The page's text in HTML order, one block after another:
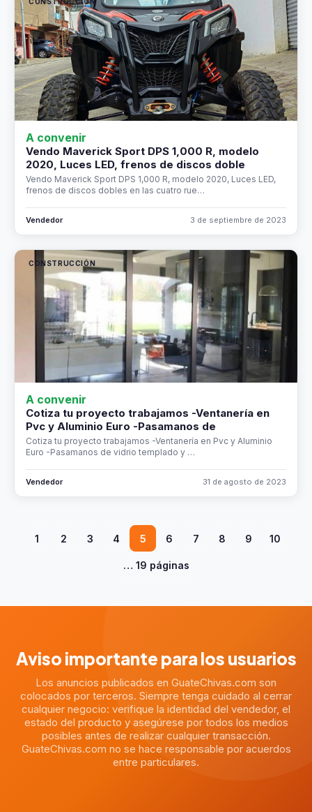
A convenir
Vendo Maverick Sport DPS 1,000 R, modelo
2020, Luces LED, frenos de discos doble
Vendo Maverick Sport DPS 1,000 R, modelo 2020, Luces LED,
frenos de discos dobles en las cuatro rue…
Vendedor 3 de septiembre de 2023
CONSTRUCCIÓN
A convenir
Cotiza tu proyecto trabajamos -Ventanería en
Pvc y Aluminio Euro -Pasamanos de
Cotiza tu proyecto trabajamos -Ventanería en Pvc y Aluminio
Euro -Pasamanos de vidrio templado y …
Vendedor 31 de agosto de 2023
1 2 3 4 5 6 7 8 9 10
… 19 páginas
Aviso importante para los usuarios
Los anuncios publicados en GuateChivas.com son
colocados por terceros. Siempre tenga cuidado al cerrar
cualquier negocio: verifique la identidad del vendedor, el
estado del producto y asegúrese por todos los medios
posibles antes de realizar cualquier transacción.
GuateChivas.com no se hace responsable por acuerdos
entre particulares.